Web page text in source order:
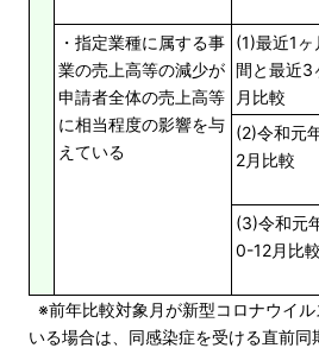
・指定業種に属する事
業の売上高等の減少が
申請者全体の売上高等
に相当程度の影響を与
えている
(1)最近1ヶ
間と最近3
月比較
(2)令和元
2月比較
(3)令和元
0-12月比較
※前年比較対象月が新型コロナウイ
いる場合は、同感染症を受ける直前